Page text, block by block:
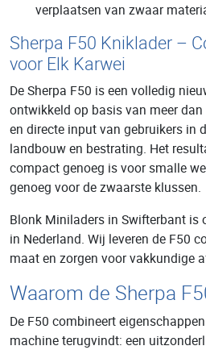
verplaatsen van zwaar
Sherpa F50 Kniklader –
voor Elk Karwei
De Sherpa F50 is een volledig
ontwikkeld op basis van meer
en directe input van gebruikers in
landbouw en bestrating. Het
compact genoeg is voor smalle
genoeg voor de zwaarste klussen.
Blonk Miniladers in Swifterbant is
in Nederland. Wij leveren de F50
maat en zorgen voor vakkundige
Waarom de Sherpa
De F50 combineert
machine terugvindt: een